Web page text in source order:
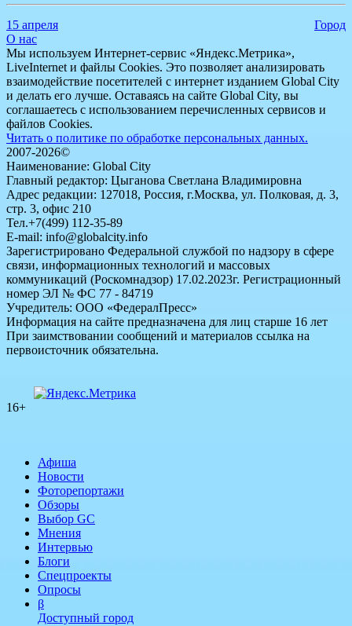
15 апреля
Город
О нас
Мы используем Интернет-сервис «Яндекс.Метрика»,
LiveInternet и файлы Cookies. Это позволяет анализировать
взаимодействие посетителей с интернет изданием Global City
и делать его лучше. Оставаясь на сайте Global City, вы
соглашаетесь с использованием перечисленных сервисов и
файлов Cookies.
Читать о политике по обработке персональных данных.
2007-2026©
Наименование: Global City
Главный редактор: Цыганова Светлана Владимировна
Адрес редакции: 127018, Россия, г.Москва, ул. Полковая, д. 3,
стр. 3, офис 210
Тел.+7(499) 112-35-89
E-mail: info@globalcity.info
Зарегистрировано Федеральной службой по надзору в сфере
связи, информационных технологий и массовых
коммуникаций (Роскомнадзор) 17.02.2023г. Регистрационный
номер ЭЛ № ФС 77 - 84719
Учредитель: ООО «ФедералПресс»
Информация на сайте предназначена для лиц старше 16 лет
При заимствовании сообщений и материалов ссылка на
первоисточник обязательна.
16+
Афиша
Новости
Фоторепортажи
Обзоры
Выбор GC
Мнения
Интервью
Блоги
Спецпроекты
Опросы
β
Доступный город